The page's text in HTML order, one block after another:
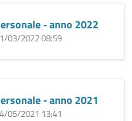
- anno 2022
03/2022 08:59
- anno 2021
05/2021 13:41